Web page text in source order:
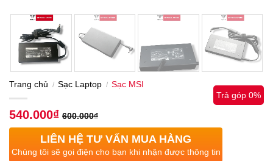
Trang chủ / Sạc Laptop / Sạc MSI
540.000₫ 600.000₫
Trả góp 0%
LIÊN HỆ TƯ VẤN MUA HÀNG
Chúng tôi sẽ gọi điện cho bạn khi nhận được thông tin